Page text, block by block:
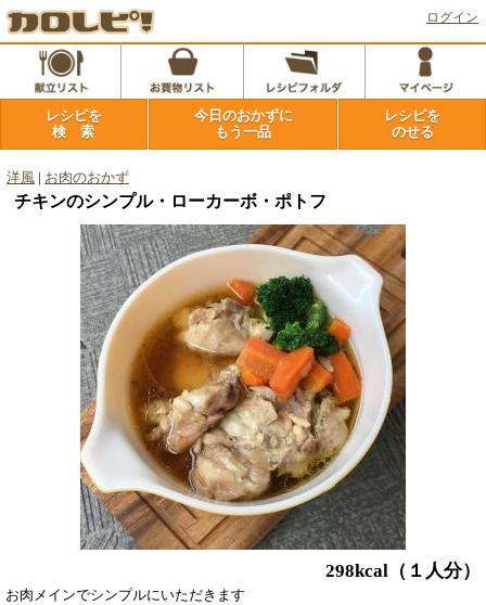
ログイン
レシピを
検 索
今日のおかずに
もう一品
レシピを
のせる
洋風 お肉のおかず
チキンのシンプル・ローカーボ・ポトフ
298kcal （１人分）
お肉メインでシンプルにいただきます